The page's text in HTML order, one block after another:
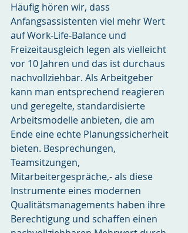
Häufig hören wir, dass
Anfangsassistenten viel mehr Wert
auf Work-Life-Balance und
Freizeitausgleich legen als vielleicht
vor 10 Jahren und das ist durchaus
nachvollziehbar. Als Arbeitgeber
kann man entsprechend reagieren
und geregelte, standardisierte
Arbeitsmodelle anbieten, die am
Ende eine echte Planungssicherheit
bieten. Besprechungen,
Teamsitzungen,
Mitarbeitergespräche,- als diese
Instrumente eines modernen
Qualitätsmanagements haben ihre
Berechtigung und schaffen einen